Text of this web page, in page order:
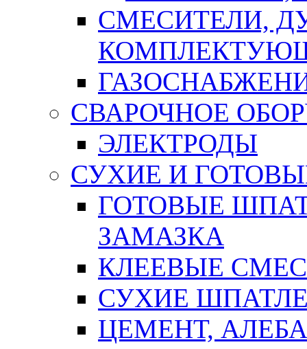
СМЕСИТЕЛИ,
СВАРОЧНОЕ
ЭЛЕКТРОДЫ
СУХИЕ И
ГОТОВЫЕ
ЗАМАЗКА
КЛЕЕВЫЕ
СУХИЕ
ЦЕМЕНТ,